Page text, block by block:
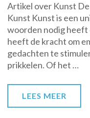
Artikel over Kunst
Kunst Kunst is een
woorden nodig heeft
heeft de kracht om
gedachten te
prikkelen. Of het …
LEES MEER